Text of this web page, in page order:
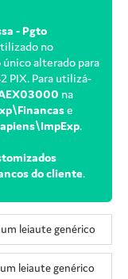
- Pgto
no
único alterado para
PIX. Para utilizá-
na
e
.
do cliente.
leiaute genérico
leiaute genérico